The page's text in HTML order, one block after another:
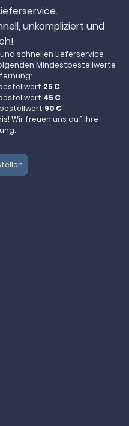
unkompliziert und
schnellen Lieferservice
Mindestbestellwerte
25 €
45 €
90 €
Wir freuen uns auf Ihre